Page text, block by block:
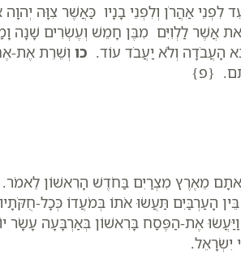
אַהֲרֹן וְלִפְנֵי בָנָיו כַּאֲשֶׁר צִוָּה
אֲשֶׁר לַלְוִיִּם מִבֶּן חָמֵשׁ וְעֶשְׂרִים שָׁנָה
הָעֲבֹדָה וְלֹא יַעֲבֹד עוֹד. כו וְשֵׁרֵת אֶת-
{פ}
מֵאֶרֶץ מִצְרַיִם בַּחֹדֶשׁ הָרִאשׁוֹן לֵאמֹר.
הָעַרְבַּיִם תַּעֲשׂוּ אֹתוֹ בְּמֹעֲדוֹ כְּכָל-
וַיַּעֲשׂוּ אֶת-הַפֶּסַח בָּרִאשׁוֹן בְּאַרְבָּעָה עָשָׂר
יִשְׂרָאֵל.